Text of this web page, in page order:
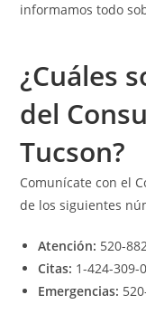
informamos todo
¿Cuáles
del
Tucson?
Comunícate con el
de los siguientes
Atención: 520-
Citas: 1-424-309-
Emergencias: